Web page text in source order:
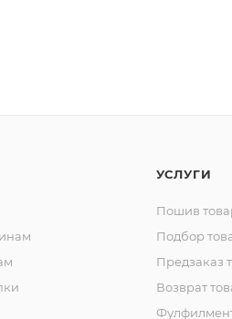
УСЛУГИ
Пошив
Подбор
Предзаказ
Возврат